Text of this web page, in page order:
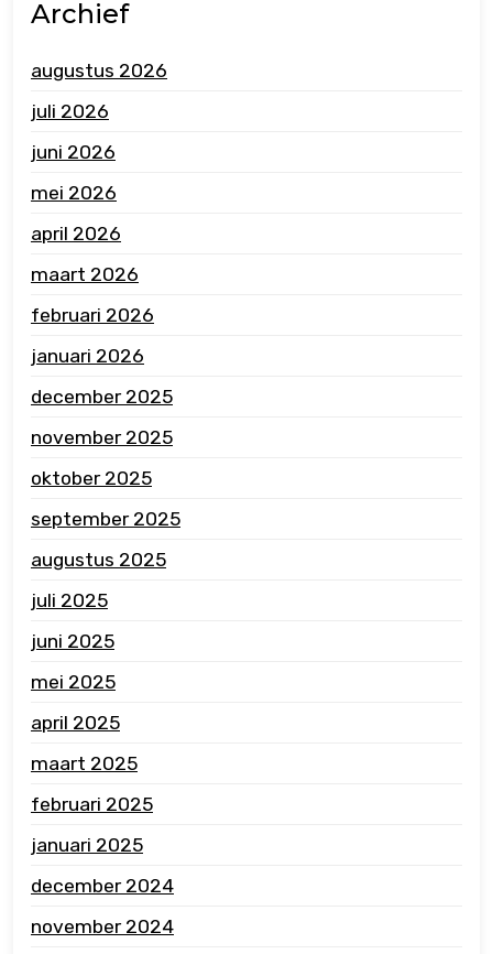
Archief
augustus 2026
juli 2026
juni 2026
mei 2026
april 2026
maart 2026
februari 2026
januari 2026
december 2025
november 2025
oktober 2025
september 2025
augustus 2025
juli 2025
juni 2025
mei 2025
april 2025
maart 2025
februari 2025
januari 2025
december 2024
november 2024